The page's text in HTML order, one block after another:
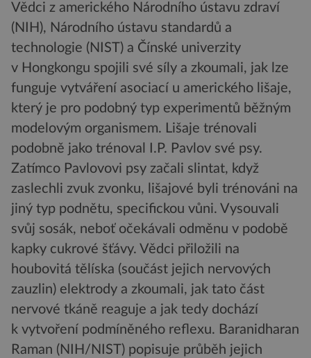
Vědci z amerického Národního ústavu zdraví
(NIH), Národního ústavu standardů a
technologie (NIST) a Čínské univerzity
v Hongkongu spojili své síly a zkoumali, jak lze
funguje vytváření asociací u amerického lišaje,
který je pro podobný typ experimentů běžným
modelovým organismem. Lišaje trénovali
podobně jako trénoval I.P. Pavlov své psy.
Zatímco Pavlovovi psy začali slintat, když
zaslechli zvuk zvonku, lišajové byli trénováni na
jiný typ podnětu, specifickou vůni. Vysouvali
svůj sosák, neboť očekávali odměnu v podobě
kapky cukrové šťávy. Vědci přiložili na
houbovitá tělíska (součást jejich nervových
zauzlin) elektrody a zkoumali, jak tato část
nervové tkáně reaguje a jak tedy dochází
k vytvoření podmíněného reflexu. Baranidharan
Raman (NIH/NIST) popisuje průběh jejich